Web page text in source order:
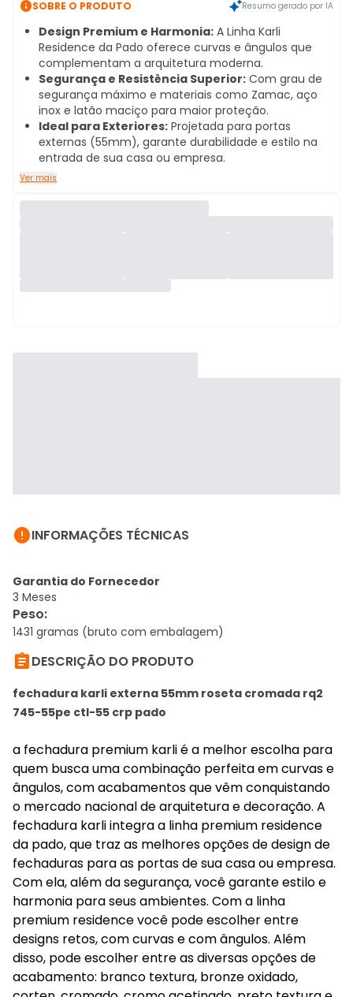
SOBRE O PRODUTO Resumo gerado por IA
Design Premium e Harmonia: A Linha Karli
Residence da Pado oferece curvas e ângulos que
complementam a arquitetura moderna.
Segurança e Resistência Superior: Com grau de
segurança máximo e materiais como Zamac, aço
inox e latão maciço para maior proteção.
Ideal para Exteriores: Projetada para portas
externas (55mm), garante durabilidade e estilo na
entrada de sua casa ou empresa.
Ver mais
INFORMAÇÕES TÉCNICAS
Garantia do Fornecedor
3 Meses
Peso:
1431 gramas (bruto com embalagem)
DESCRIÇÃO DO PRODUTO
fechadura karli externa 55mm roseta cromada rq2
745-55pe ctl-55 crp pado
a fechadura premium karli é a melhor escolha para
quem busca uma combinação perfeita em curvas e
ângulos, com acabamentos que vêm conquistando
o mercado nacional de arquitetura e decoração. A
fechadura karli integra a linha premium residence
da pado, que traz as melhores opções de design de
fechaduras para as portas de sua casa ou empresa.
Com ela, além da segurança, você garante estilo e
harmonia para seus ambientes. Com a linha
premium residence você pode escolher entre
designs retos, com curvas e com ângulos. Além
disso, pode escolher entre as diversas opções de
acabamento: branco textura, bronze oxidado,